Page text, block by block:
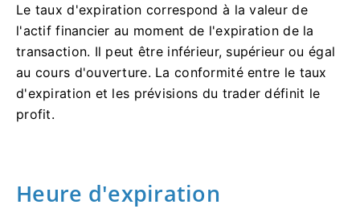
Le taux d'expiration correspond à la valeur de
l'actif financier au moment de l'expiration de la
transaction. Il peut être inférieur, supérieur ou égal
au cours d'ouverture. La conformité entre le taux
d'expiration et les prévisions du trader définit le
profit.
Heure d'expiration